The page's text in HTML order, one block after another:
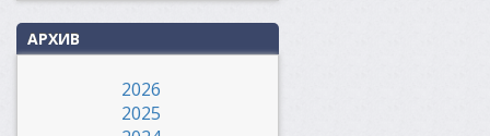
АРХИВ
2026
2025